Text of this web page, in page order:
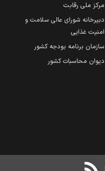
مرکز ملی رقابت
دبیرخانه شورای عالی سلامت و
امنیت غذایی
سازمان برنامه بودجه کشور
دیوان محاسبات کشور